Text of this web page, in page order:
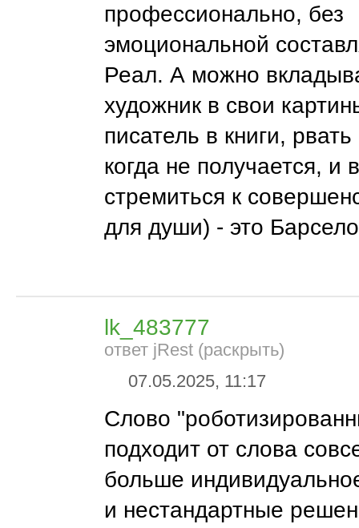
профессионально, без
эмоциональной
Реал. А можно
художник в свои
писатель в книги,
когда не получается, и
стремиться к
для души) - это
lk_483777
ответ jRest (раскрыть)
07.05.2025, 11:17
Слово
подходит от слова
больше
и нестандартные